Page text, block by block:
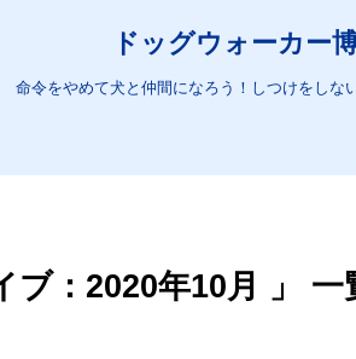
ドッグウォーカー
命令をやめて犬と仲間になろう！しつけをし
ブ：2020年10月 」 一